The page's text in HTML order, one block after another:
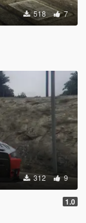
518 7
312 9
1.0